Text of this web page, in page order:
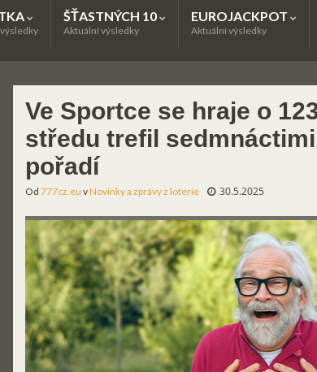
ŠŤASTNÝCH 10
Aktuální výsledky
EUROJACKPOT
Aktuální výsledky
Ve Sportce se hraje o
středu trefil
pořadí
Od 777cz.eu vNovinky a zprávy z loterie 30.5.2025